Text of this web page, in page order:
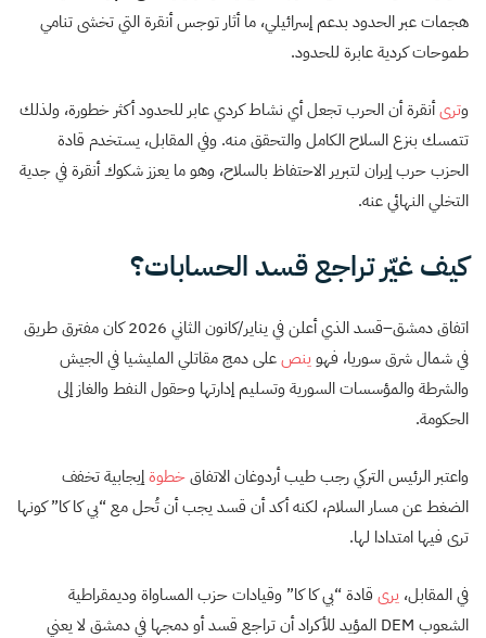
هجمات عبر الحدود بدعم إسرائيلي، ما أثار توجس أنقرة التي تخشى تنامي
طموحات كردية عابرة للحدود.
وترىأنقرة أن الحرب تجعل أي نشاط كردي عابر للحدود أكثر خطورة، ولذلك
تتمسك بنزع السلاح الكامل والتحقق منه. وفي المقابل، يستخدم قادة
الحزب حرب إيران لتبرير الاحتفاظ بالسلاح، وهو ما يعزز شكوك أنقرة في جدية
التخلي النهائي عنه.
كيف غيّر تراجع قسد الحسابات؟
اتفاق دمشق–قسد الذي أعلن في يناير/كانون الثاني 2026 كان مفترق طريق
في شمال شرق سوريا، فهو ينصعلى دمج مقاتلي المليشيا في الجيش
والشرطة والمؤسسات السورية وتسليم إدارتها وحقول النفط والغاز إلى
الحكومة.
واعتبر الرئيس التركي رجب طيب أردوغان الاتفاقخطوةإيجابية تخفف
الضغط عن مسار السلام، لكنه أكد أن قسد يجب أن تُحل مع “بي كا كا” كونها
ترى فيها امتدادا لها.
في المقابل، يرى قادة “بي كا كا” وقيادات حزب المساواة وديمقراطية
الشعوب DEM المؤيد للأكراد أن تراجع قسد أو دمجها في دمشق لا يعني